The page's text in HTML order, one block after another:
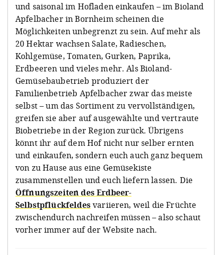
und saisonal im Hofladen einkaufen – im Bioland
Apfelbacher in Bornheim scheinen die
Möglichkeiten unbegrenzt zu sein. Auf mehr als
20 Hektar wachsen Salate, Radieschen,
Kohlgemüse, Tomaten, Gurken, Paprika,
Erdbeeren und vieles mehr. Als Bioland-
Gemüsebaubetrieb produziert der
Familienbetrieb Apfelbacher zwar das meiste
selbst – um das Sortiment zu vervollständigen,
greifen sie aber auf ausgewählte und vertraute
Biobetriebe in der Region zurück. Übrigens
könnt ihr auf dem Hof nicht nur selber ernten
und einkaufen, sondern euch auch ganz bequem
von zu Hause aus eine Gemüsekiste
zusammenstellen und euch liefern lassen. Die
Öffnungszeiten des Erdbeer-
Selbstpflückfeldes variieren, weil die Früchte
zwischendurch nachreifen müssen – also schaut
vorher immer auf der Website nach.